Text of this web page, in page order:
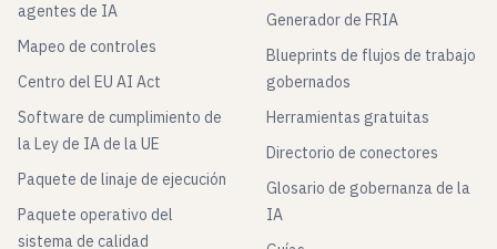
agentes de IA
Mapeo de controles
Centro del EU AI Act
Software de cumplimiento de
la Ley de IA de la UE
Paquete de linaje de ejecución
Paquete operativo del
sistema de calidad
Generador de FRIA
Blueprints de flujos de trabajo
gobernados
Herramientas gratuitas
Directorio de conectores
Glosario de gobernanza de la
IA